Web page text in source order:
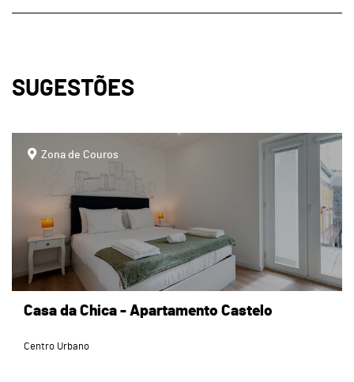
SUGESTÕES
Zona de Couros
Casa da Chica - Apartamento Castelo
Centro Urbano